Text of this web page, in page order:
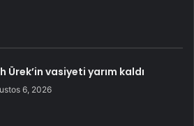
Ürek’in vasiyeti yarım kaldı
6, 2026